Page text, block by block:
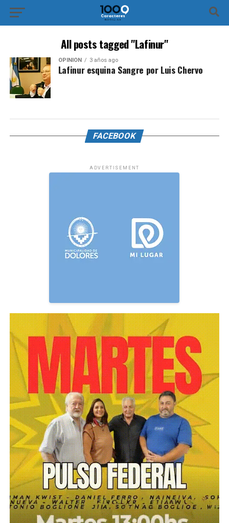
All posts tagged "Lafinur"
OPINIÓN 3 años ago
Lafinur esquina Sangre por Luis Chervo
FACEBOOK
ADVERTISEMENT